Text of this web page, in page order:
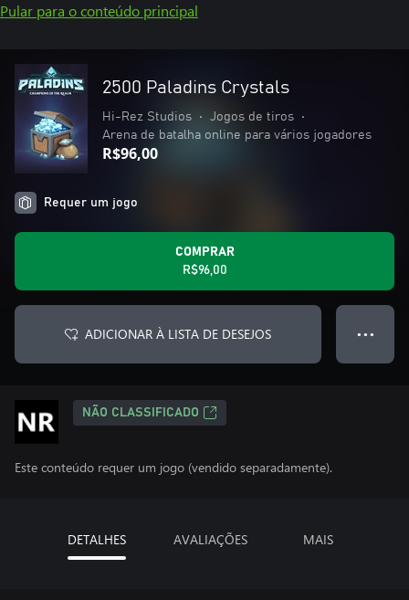
Pular para o conteúdo principal
2500 Paladins Crystals
Hi-Rez Studios • Jogos de tiros
•
Arena de batalha online para vários jogadores
R$96,00
Requer um jogo
COMPRAR
R$96,00
ADICIONAR À LISTA DE DESEJOS ● ● ●
NÃO CLASSIFICADO
Este conteúdo requer um jogo (vendido separadamente).
DETALHES AVALIAÇÕES MAIS